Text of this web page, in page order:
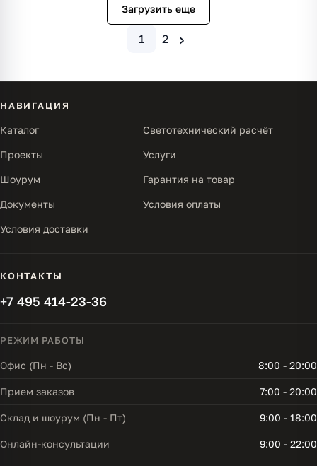
Загрузить еще
1 2 ›
НАВИГАЦИЯ
Каталог Светотехнический расчёт
Проекты Услуги
Шоурум Гарантия на товар
Документы Условия оплаты
Условия доставки
КОНТАКТЫ
+7 495 414-23-36
РЕЖИМ РАБОТЫ
Офис (Пн - Вс) 8:00 - 20:00
Прием заказов 7:00 - 20:00
Склад и шоурум (Пн - Пт) 9:00 - 18:00
Онлайн-консультации 9:00 - 22:00